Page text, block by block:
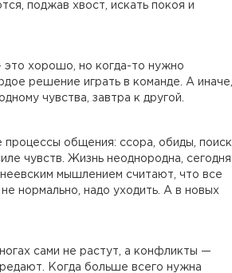
поджав хвост, искать покоя и
это хорошо, но когда-то нужно
решение играть в команде. А иначе,
чувства, завтра к другой.
общения: ссора, обиды, поиск
чувств. Жизнь неоднородна, сегодня
мышлением считают, что все
нормально, надо уходить. А в новых
сами не растут, а конфликты —
Когда больше всего нужна